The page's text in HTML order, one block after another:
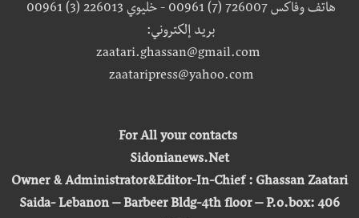
هاتف وفاكس 726007 (7) 00961 - خليوي 226013 (3) 00961
بريد إلكتروني:
zaatari.ghassan@gmail.com
zaataripress@yahoo.com
For All your contacts
Sidonianews.Net
Owner & Administrator&Editor-In-Chief : Ghassan Zaatari
Saida- Lebanon – Barbeer Bldg-4th floor – P.o.box: 406